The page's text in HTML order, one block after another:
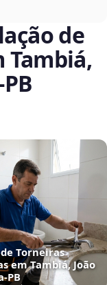
de
Torneiras
em Tambiá, João